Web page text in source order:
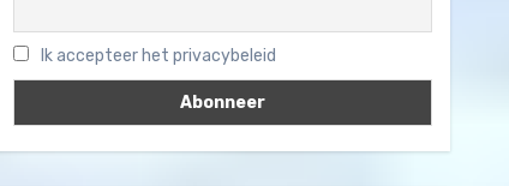
Ik accepteer het privacybeleid